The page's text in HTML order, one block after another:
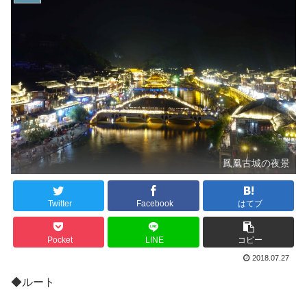
鳳凰古城の夜景
Twitter Facebook はてブ
Pocket LINE コピー
2018.07.27
◆ルート